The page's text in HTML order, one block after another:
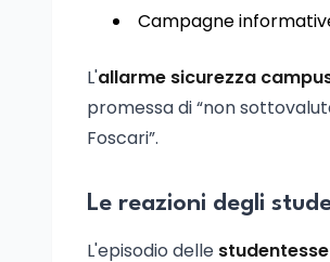
Campagne
L'allarme sicurezza
promessa di “non
Foscari”.
Le reazioni degli
L'episodio delle